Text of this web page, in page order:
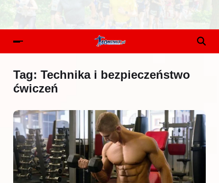
Tag: Technika i bezpieczeństwo
ćwiczeń